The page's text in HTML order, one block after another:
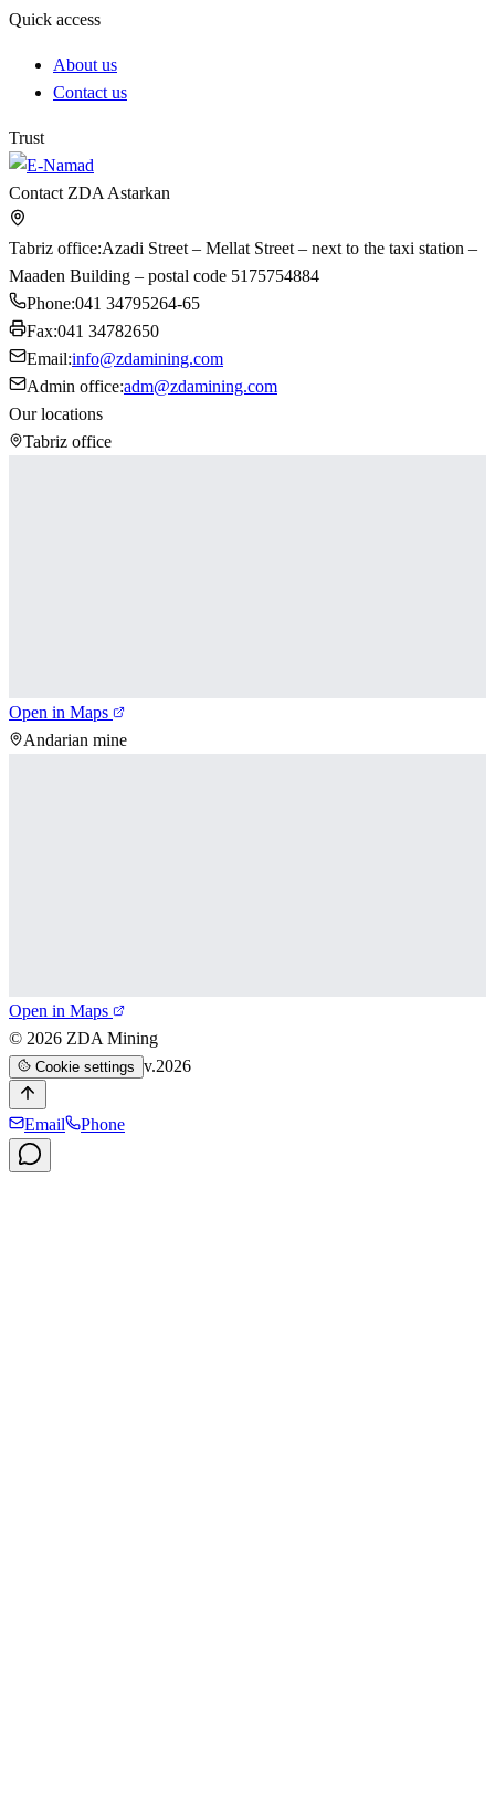
Quick access
About us
Contact us
Trust
Contact ZDA Astarkan
Tabriz office:Azadi Street – Mellat Street – next to the taxi station –
Maaden Building – postal code 5175754884
Phone:041 34795264-65
Fax:041 34782650
Email:info@zdamining.com
Admin office:adm@zdamining.com
Our locations
Tabriz office
Open in Maps
Andarian mine
Open in Maps
© 2026 ZDA Mining
Cookie settings v.2026
Email Phone